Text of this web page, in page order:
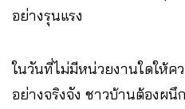
อย่างรุนแรง
ในวันที่ไม่มีหน่วยงานใดให้ค
อย่างจริงจัง ชาวบ้านต้องผ